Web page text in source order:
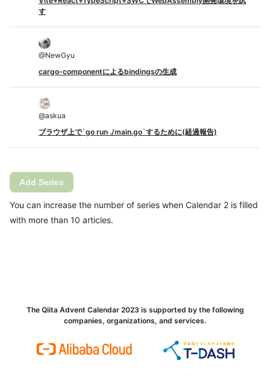
す
@NewGyu
cargo-componentによるbindingsの生成
@askua
ブラウザ上で`go run ./main.go`するために(経過報告)
Add Series
You can increase the number of series when Calendar 2 is filled
with more than 10 articles.
The Qiita Advent Calendar 2023 is supported by the following
companies, organizations, and services.